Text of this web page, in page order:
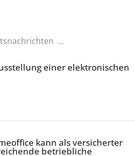
...
einer elektronischen
kann als versicherter
betriebliche